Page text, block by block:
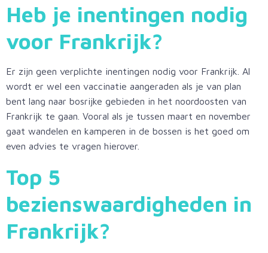
Heb je inentingen nodig
voor Frankrijk?
Er zijn geen verplichte inentingen nodig voor Frankrijk. Al
wordt er wel een vaccinatie aangeraden als je van plan
bent lang naar bosrijke gebieden in het noordoosten van
Frankrijk te gaan. Vooral als je tussen maart en november
gaat wandelen en kamperen in de bossen is het goed om
even advies te vragen hierover.
Top 5
bezienswaardigheden in
Frankrijk?